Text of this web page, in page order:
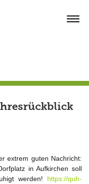
extrem guten Nachricht:
in Aufkirchen soll
werden! https://quh-